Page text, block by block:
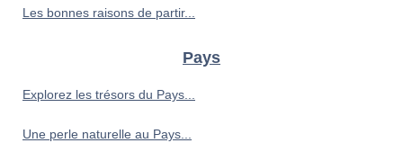
Les bonnes raisons de partir...
Pays
Explorez les trésors du Pays...
Une perle naturelle au Pays...